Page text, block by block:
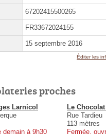
67202415500265
FR33672024155
15 septembre 2016
Éditer les
proches
Larnicol
demain à 9h30
Le
Rue Tardieu
113 mètres
Fermée,